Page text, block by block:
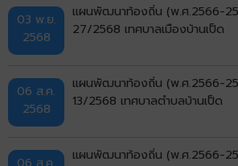
03 พ.ย.
2568
แผนพัฒนาท้องถิ่น (พ.ศ.2566-
27/2568 เทศบาลเมืองบ้านเป็ด
06 ส.ค.
2568
แผนพัฒนาท้องถิ่น (พ.ศ.2566-
13/2568 เทศบาลตำบลบ้านเป็ด
แผนพัฒนาท้องถิ่น (พ.ศ.2566-